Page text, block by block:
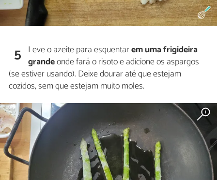
5 Leve o azeite para esquentarem uma frigideira
grandeonde fará o risoto e adicione os aspargos
(se estiver usando). Deixe dourar até que estejam
cozidos, sem que estejam muito moles.